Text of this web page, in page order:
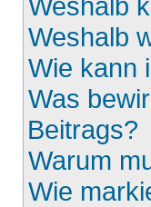
Weshalb
Wie kann
Was
Beitrags?
Warum
Wie